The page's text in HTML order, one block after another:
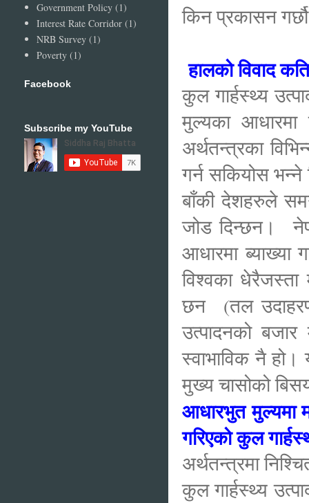
किन प्रकासन
हालको विवाद
कुल गार्हस्थ्य
मुल्यका
अर्थतन्त्रका
गर्न सकियोस
बाँकी देशहरुले
जोड दिन्छन।
आधारमा
विश्वका
छन (तल उदाहरण
उत्पादनको
स्वाभाविक नै
मुख्य चासोको
आधारभुत मुल्यमा
गरिएको कुल
अर्थतन्त्रमा
कुल गार्हस्थ्य
Government Policy (1)
Interest Rate Corridor (1)
NRB Survey (1)
Poverty (1)
Facebook
Subscribe my YouTube